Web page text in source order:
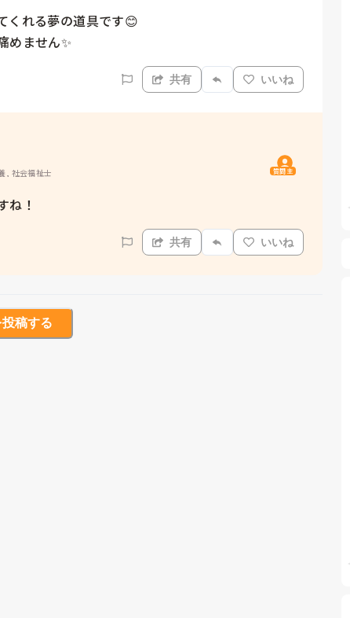
くれる夢の道具です😊
めません✨
共有 いいね
, 社会福祉士 質問主
ね！
共有 いいね
投稿する